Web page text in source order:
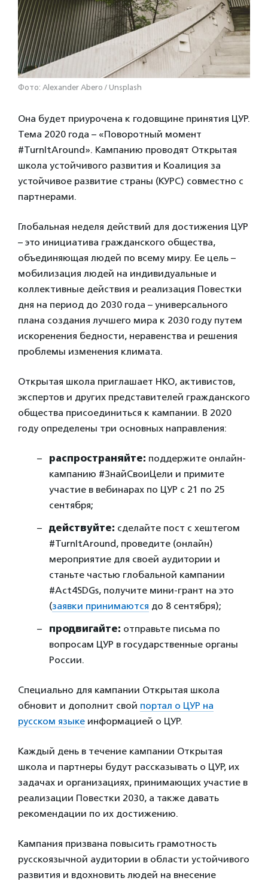
Фото: Alexander Abero / Unsplash
Она будет приурочена к годовщине принятия ЦУР.
Тема 2020 года – «Поворотный момент
#TurnItAround». Кампанию проводят Открытая
школа устойчивого развития и Коалиция за
устойчивое развитие страны (КУРС) совместно с
партнерами.
Глобальная неделя действий для достижения ЦУР
– это инициатива гражданского общества,
объединяющая людей по всему миру. Ее цель –
мобилизация людей на индивидуальные и
коллективные действия и реализация Повестки
дня на период до 2030 года – универсального
плана создания лучшего мира к 2030 году путем
искоренения бедности, неравенства и решения
проблемы изменения климата.
Открытая школа приглашает НКО, активистов,
экспертов и других представителей гражданского
общества присоединиться к кампании. В 2020
году определены три основных направления:
распространяйте: поддержите онлайн-
кампанию #ЗнайСвоиЦели и примите
участие в вебинарах по ЦУР с 21 по 25
сентября;
действуйте: сделайте пост с хештегом
#TurnItAround, проведите (онлайн)
мероприятие для своей аудитории и
станьте частью глобальной кампании
#Act4SDGs, получите мини-грант на это
(заявки принимаются до 8 сентября);
продвигайте: отправьте письма по
вопросам ЦУР в государственные органы
России.
Специально для кампании Открытая школа
обновит и дополнит свой портал о ЦУР на
русском языке информацией о ЦУР.
Каждый день в течение кампании Открытая
школа и партнеры будут рассказывать о ЦУР, их
задачах и организациях, принимающих участие в
реализации Повестки 2030, а также давать
рекомендации по их достижению.
Кампания призвана повысить грамотность
русскоязычной аудитории в области устойчивого
развития и вдохновить людей на внесение